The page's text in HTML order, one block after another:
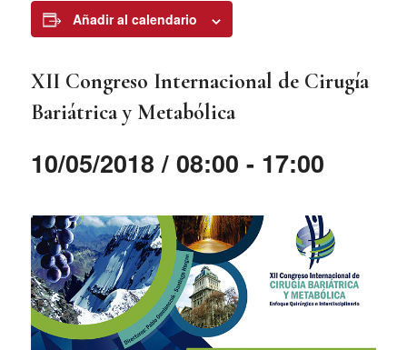
Añadir al calendario
XII Congreso Internacional de Cirugía
Bariátrica y Metabólica
10/05/2018 / 08:00 - 17:00